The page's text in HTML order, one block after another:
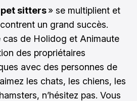
pet sitters» se multiplient et
un grand succès.
cas de Holidog et Animaute
des propriétaires
avec des personnes de
les chats, les chiens, les
n’hésitez pas. Vous